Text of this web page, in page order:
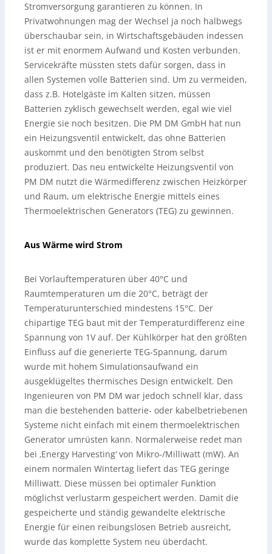
Stromversorgung garantieren zu können. In
Privatwohnungen mag der Wechsel ja noch halbwegs
überschaubar sein, in Wirtschaftsgebäuden indessen
ist er mit enormem Aufwand und Kosten verbunden.
Servicekräfte müssten stets dafür sorgen, dass in
allen Systemen volle Batterien sind. Um zu vermeiden,
dass z.B. Hotelgäste im Kalten sitzen, müssen
Batterien zyklisch gewechselt werden, egal wie viel
Energie sie noch besitzen. Die PM DM GmbH hat nun
ein Heizungsventil entwickelt, das ohne Batterien
auskommt und den benötigten Strom selbst
produziert. Das neu entwickelte Heizungsventil von
PM DM nutzt die Wärmedifferenz zwischen Heizkörper
und Raum, um elektrische Energie mittels eines
Thermoelektrischen Generators (TEG) zu gewinnen.
Aus Wärme wird Strom
Bei Vorlauftemperaturen über 40°C und
Raumtemperaturen um die 20°C, beträgt der
Temperaturunterschied mindestens 15°C. Der
chipartige TEG baut mit der Temperaturdifferenz eine
Spannung von 1V auf. Der Kühlkörper hat den größten
Einfluss auf die generierte TEG-Spannung, darum
wurde mit hohem Simulationsaufwand ein
ausgeklügeltes thermisches Design entwickelt. Den
Ingenieuren von PM DM war jedoch schnell klar, dass
man die bestehenden batterie- oder kabelbetriebenen
Systeme nicht einfach mit einem thermoelektrischen
Generator umrüsten kann. Normalerweise redet man
bei ‚Energy Harvesting‘ von Mikro-/Milliwatt (mW). An
einem normalen Wintertag liefert das TEG geringe
Milliwatt. Diese müssen bei optimaler Funktion
möglichst verlustarm gespeichert werden. Damit die
gespeicherte und ständig gewandelte elektrische
Energie für einen reibungslosen Betrieb ausreicht,
wurde das komplette System neu überdacht.